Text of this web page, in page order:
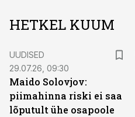
HETKEL KUUM
UUDISED
29.07.26, 09:30
Maido Solovjov:
piimahinna riski ei saa
lõputult ühe osapoole